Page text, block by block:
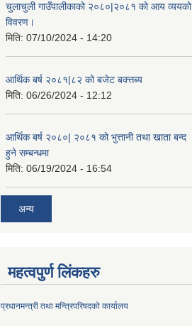
चुलाचुली गाउँपालीकाको २०८०|२०८१ को आय व्ययको
विवरण।
मिति: 07/10/2024 - 14:20
आर्थिक बर्ष २०८१|८२ को बजेट बक्त्तब्य
मिति: 06/26/2024 - 12:12
आर्थिक बर्ष २०८०| २०८१ को भुत्तानी तथा खाता बन्द
हुने सम्बन्धमा
मिति: 06/19/2024 - 16:54
अन्य
महत्वपुर्ण लिंकहरु
प्रधानमन्त्री तथा मन्त्रिपरिषदको कार्यालय